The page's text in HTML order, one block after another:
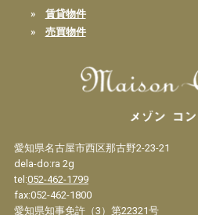
» 賃貸物件
» 売買物件
愛知県名古屋市西区那古野2-23-21
dela-do:ra 2g
tel:052-462-1799
fax:052-462-1800
愛知県知事免許（3）第22321号